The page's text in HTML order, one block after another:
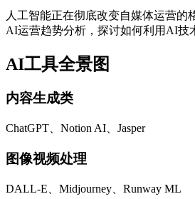
人工智能正在彻底改变自媒体运营的
AI运营趋势分析，探讨如何利用AI技
AI工具全景图
内容生成类
ChatGPT、Notion AI、Jasper
图像视频处理
DALL-E、Midjourney、Runway ML